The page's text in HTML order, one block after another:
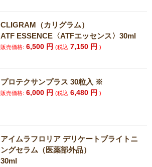
CLIGRAM（カリグラム）
ATF ESSENCE〈ATFエッセンス〉30ml
販売価格: 6,500 円(税込 7,150 円)
プロテクサンプラス 30粒入 ※
販売価格: 6,000 円(税込 6,480 円)
アイムラフロリア デリケートブライトニ
ングセラム（医薬部外品）
30ml